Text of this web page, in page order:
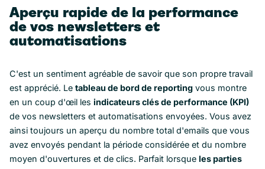
Aperçu rapide de la performance
de vos newsletters et
automatisations
C'est un sentiment agréable de savoir que son propre travail
est apprécié. Le tableau de bord de reporting vous montre
en un coup d'œil les indicateurs clés de performance (KPI)
de vos newsletters et automatisations envoyées. Vous avez
ainsi toujours un aperçu du nombre total d'emails que vous
avez envoyés pendant la période considérée et du nombre
moyen d'ouvertures et de clics. Parfait lorsque les parties